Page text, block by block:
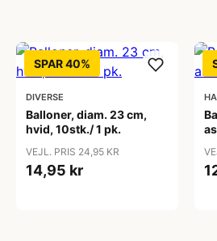
SPAR 40%
DIVERSE
Balloner, diam. 23 cm,
hvid, 10stk./ 1 pk.
VEJL. PRIS 24,95 KR
14,95 kr